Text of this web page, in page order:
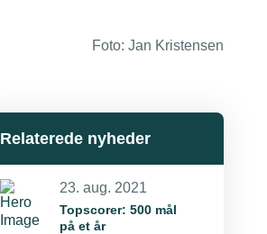
Foto: Jan Kristensen
Relaterede nyheder
23. aug. 2021
Topscorer: 500 mål
på et år